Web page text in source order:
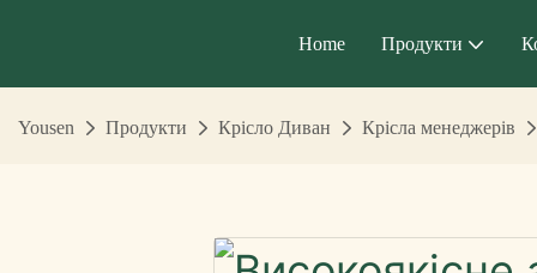
Home Продукти
Yousen Продукти Крісло Диван Крісла менеджерів